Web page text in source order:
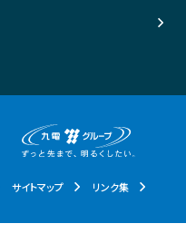
サイトマップ リンク集